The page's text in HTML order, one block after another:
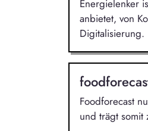
Energielenker
anbietet, von
Digitalisierung.
Foodforecast
und trägt somit